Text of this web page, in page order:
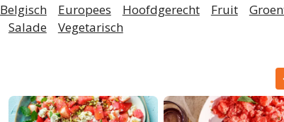
Belgisch Europees Hoofdgerecht Fruit
Salade
Vegetarisch